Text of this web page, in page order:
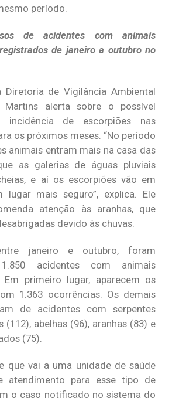
período.
de acidentes com animais
de janeiro a outubro no
Diretoria de Vigilância Ambiental
Martins alerta sobre o possível
incidência de escorpiões nas
os próximos meses. “No período
animais entram mais na casa das
as galerias de águas pluviais
e aí os escorpiões vão em
lugar mais seguro”, explica. Ele
atenção às aranhas, que
devido às chuvas.
janeiro e outubro, foram
acidentes com animais
Em primeiro lugar, aparecem os
1.363 ocorrências. Os demais
de acidentes com serpentes
(112), abelhas (96), aranhas (83) e
(75).
que vai a uma unidade de saúde
atendimento para esse tipo de
o caso notificado no sistema do